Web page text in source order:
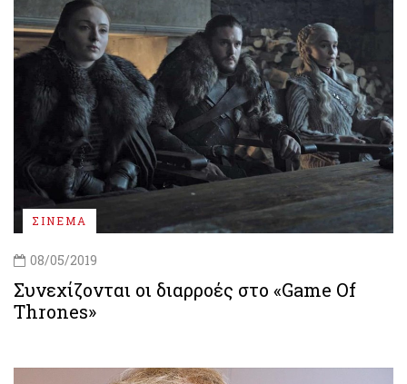
ΣΙΝΕΜΑ
08/05/2019
Συνεχίζονται οι διαρροές στο «Game Of
Thrones»